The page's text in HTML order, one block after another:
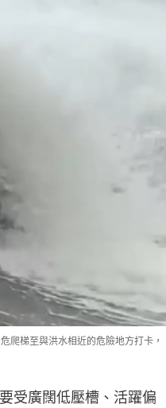
爬梯至與洪水相近的危險地方打卡，
受廣闊低壓槽、活躍偏